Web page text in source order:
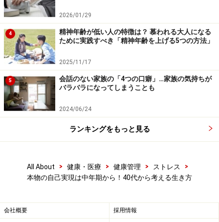
らの自己実現では、それまでの人生で苦労して築き上げ
た「自我」へのこだわりを少しずつ手放しながら、心の
全体性としての「自己」を実現していくのです。
自我の形成が中途半端なままでは、意識が自己実現へと
向かう準備ができません。したがって、多くの若い人の
関心は心の深層には向かわないものですし、逆に若いう
ちから深層心理ばかりを深めて学んでも、心から納得で
きる答えにはたどり着きにくいものです。あるいは、自
我が確立していない段階で心の深層を探ると、非現実的
期だと言えます。それまでの人生で夢中になって追いか
2026/01/29
4
精神年齢が低い人の特徴は？ 慕われる大人になる
ために実践すべき「精神年齢を上げる5つの方法」
2025/11/17
5
会話のない家族の「4つの口癖」…家族の気持ちが
バラバラになってしまうことも
2024/06/24
ランキングをもっと見る
All About > 健康・医療 > 健康管理 > ストレス
>
本物の自己実現は中年期から！40代から考える生き方
会社概要 採用情報